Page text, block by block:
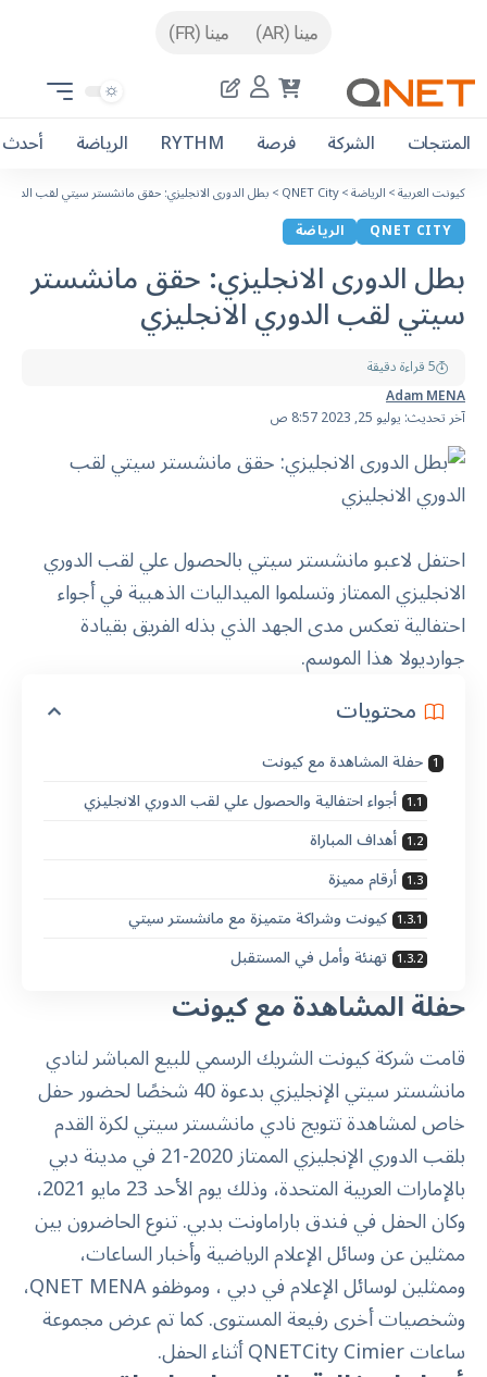
مينا (AR) مينا (FR)
المنتجات الشركة فرصة RYTHM الرياضة أحدث
كيونت العربية>الرياضة>
QNET City
>بطل الدورى الانجليزي: حقق مانشستر سيتي لقب الدوري
QNET CITY الرياضة
بطل الدورى الانجليزي: حقق مانشستر
سيتي لقب الدوري الانجليزي
آخر تحديث: يوليو 25, 2023 8:57 ص
Adam MENA
5 قراءة دقيقة
احتفل لاعبو مانشستر سيتي بالحصول علي لقب الدوري
الانجليزي الممتاز وتسلموا الميداليات الذهبية في أجواء
احتفالية تعكس مدى الجهد الذي بذله الفريق بقيادة
جوارديولا هذا الموسم.
محتويات
حفلة المشاهدة مع كيونت
أجواء احتفالية والحصول علي لقب الدوري الانجليزي
أهداف المباراة
أرقام مميزة
كيونت وشراكة متميزة مع مانشستر سيتي
تهنئة وأمل في المستقبل
حفلة المشاهدة مع كيونت
قامت شركة كيونت الشريك الرسمي للبيع المباشر لنادي
مانشستر سيتي الإنجليزي بدعوة 40 شخصًا لحضور حفل
خاص لمشاهدة تتويجنادي مانشستر سيتيلكرة القدم
بلقب الدوري الإنجليزي الممتاز 2020-21 في مدينة دبي
بالإمارات العربية المتحدة، وذلك يوم الأحد 23 مايو 2021،
وكان الحفل في فندق باراماونت بدبي. تنوع الحاضرون بين
ممثلين عن وسائل الإعلام الرياضية وأخبار الساعات،
وممثلين لوسائل الإعلام في دبي ، وموظفو QNET MENA،
وشخصيات أخرى رفيعة المستوى. كما تم عرض مجموعة
ساعات QNETCity Cimier أثناء الحفل.